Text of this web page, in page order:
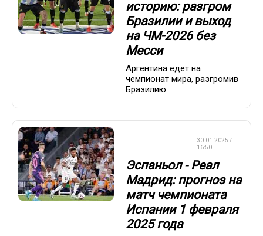
историю: разгром
Бразилии и выход
на ЧМ-2026 без
Месси
Аргентина едет на
чемпионат мира, разгромив
Бразилию.
30.01.2025 /
16:50
Эспаньол - Реал
Мадрид: прогноз на
матч чемпионата
Испании 1 февраля
2025 года